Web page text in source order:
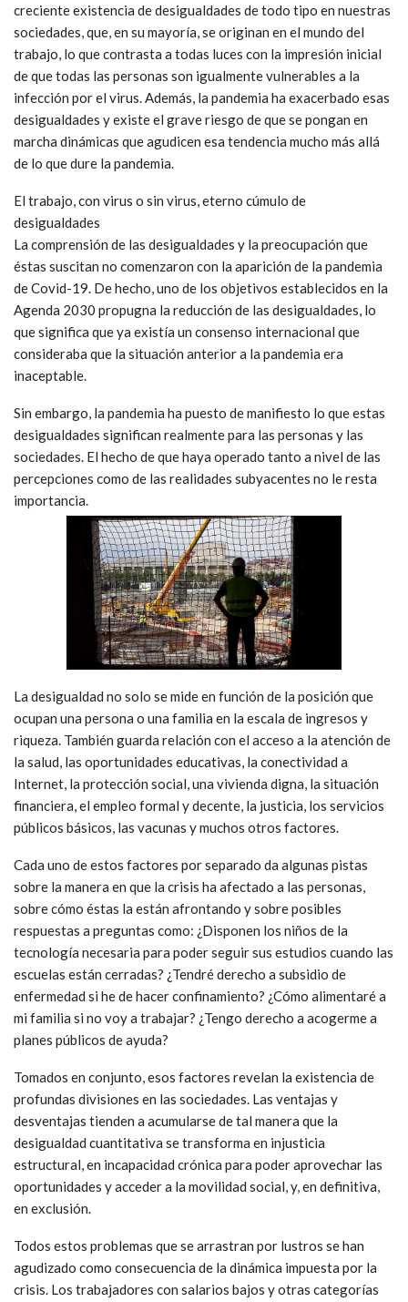
creciente existencia de desigualdades de todo tipo en nuestras
sociedades, que, en su mayoría, se originan en el mundo del
trabajo, lo que contrasta a todas luces con la impresión inicial
de que todas las personas son igualmente vulnerables a la
infección por el virus. Además, la pandemia ha exacerbado esas
desigualdades y existe el grave riesgo de que se pongan en
marcha dinámicas que agudicen esa tendencia mucho más allá
de lo que dure la pandemia.
El trabajo, con virus o sin virus, eterno cúmulo de
desigualdades
La comprensión de las desigualdades y la preocupación que
éstas suscitan no comenzaron con la aparición de la pandemia
de Covid-19. De hecho, uno de los objetivos establecidos en la
Agenda 2030 propugna la reducción de las desigualdades, lo
que significa que ya existía un consenso internacional que
consideraba que la situación anterior a la pandemia era
inaceptable.
Sin embargo, la pandemia ha puesto de manifiesto lo que estas
desigualdades significan realmente para las personas y las
sociedades. El hecho de que haya operado tanto a nivel de las
percepciones como de las realidades subyacentes no le resta
importancia.
La desigualdad no solo se mide en función de la posición que
ocupan una persona o una familia en la escala de ingresos y
riqueza. También guarda relación con el acceso a la atención de
la salud, las oportunidades educativas, la conectividad a
Internet, la protección social, una vivienda digna, la situación
financiera, el empleo formal y decente, la justicia, los servicios
públicos básicos, las vacunas y muchos otros factores.
Cada uno de estos factores por separado da algunas pistas
sobre la manera en que la crisis ha afectado a las personas,
sobre cómo éstas la están afrontando y sobre posibles
respuestas a preguntas como: ¿Disponen los niños de la
tecnología necesaria para poder seguir sus estudios cuando las
escuelas están cerradas? ¿Tendré derecho a subsidio de
enfermedad si he de hacer confinamiento? ¿Cómo alimentaré a
mi familia si no voy a trabajar? ¿Tengo derecho a acogerme a
planes públicos de ayuda?
Tomados en conjunto, esos factores revelan la existencia de
profundas divisiones en las sociedades. Las ventajas y
desventajas tienden a acumularse de tal manera que la
desigualdad cuantitativa se transforma en injusticia
estructural, en incapacidad crónica para poder aprovechar las
oportunidades y acceder a la movilidad social, y, en definitiva,
en exclusión.
Todos estos problemas que se arrastran por lustros se han
agudizado como consecuencia de la dinámica impuesta por la
crisis. Los trabajadores con salarios bajos y otras categorías